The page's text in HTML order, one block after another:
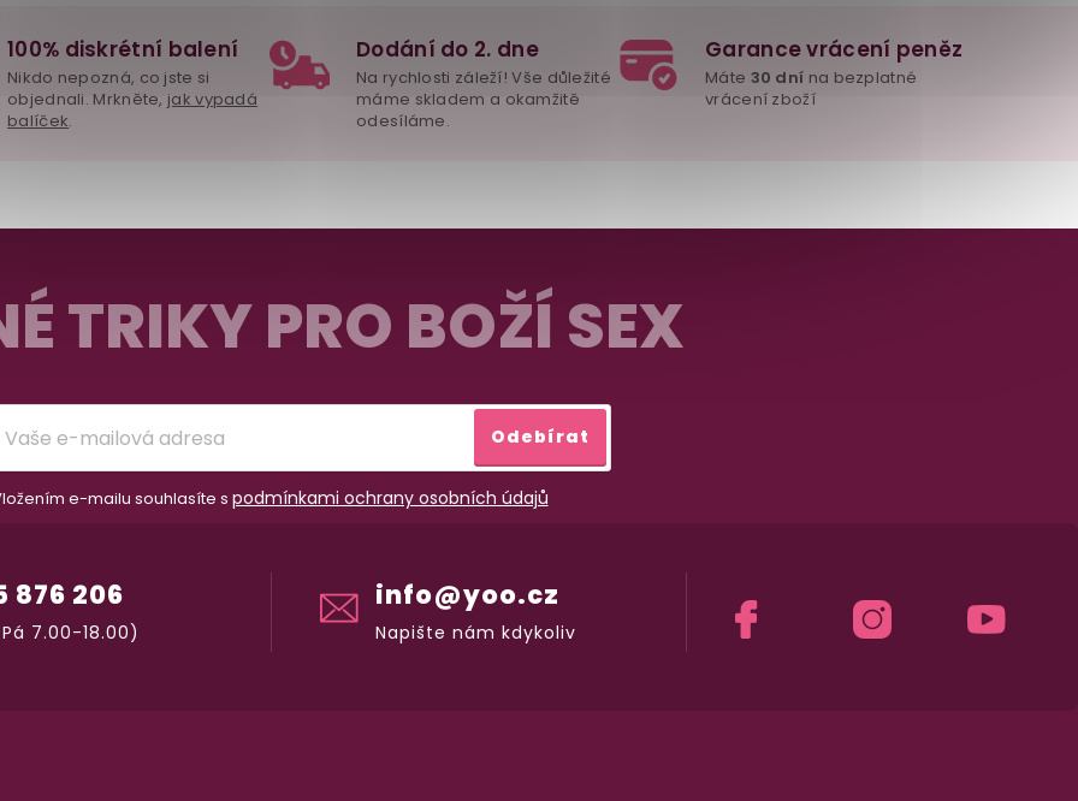
100% diskrétní balení
Nikdo nepozná, co jste si
objednali. Mrkněte, jak vypadá
balíček.
Dodání do 2. dne
Na rychlosti záleží! Vše důležité
máme skladem a okamžitě
odesíláme.
Garance vrácení peněz
Máte 30 dní na bezplatné
vrácení zboží
TRIKY PRO BOŽÍ SEX
e-mailu souhlasíte s podmínkami ochrany osobních údajů
Odebírat
info@yoo.cz
Napište nám kdykoliv
876 206
7.00-18.00)